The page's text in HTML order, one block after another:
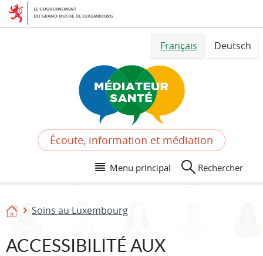
Aller
Aller
au
Écoute, information et médiation
Menu principal Rechercher
Changer
de
langue
Français Deutsch
Accueil
Soins au Luxembourg
ACCESSIBILITÉ AUX